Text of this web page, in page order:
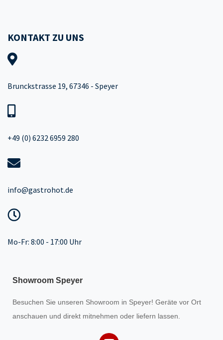
KONTAKT ZU UNS
Brunckstrasse 19, 67346 - Speyer
+49 (0) 6232 6959 280
info@gastrohot.de
Mo-Fr: 8:00 - 17:00 Uhr
Showroom Speyer
Besuchen Sie unseren Showroom in Speyer! Geräte vor Ort
anschauen und direkt mitnehmen oder liefern lassen.